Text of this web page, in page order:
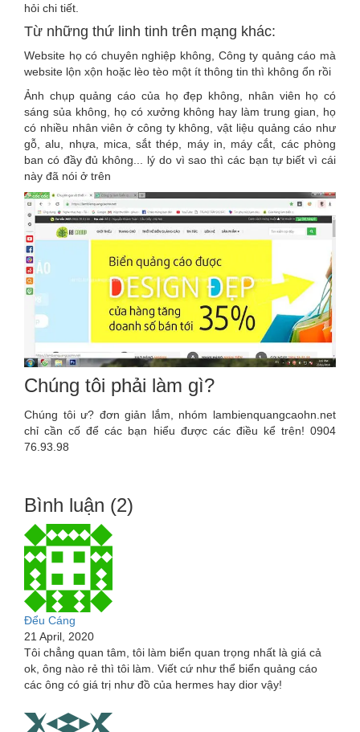
hỏi chi tiết.
Từ những thứ linh tinh trên mạng khác:
Website họ có chuyên nghiệp không, Công ty quảng cáo mà
website lộn xộn hoặc lèo tèo một ít thông tin thì không ổn rồi
Ảnh chụp quảng cáo của họ đẹp không, nhân viên họ có
sáng sủa không, họ có xưởng không hay làm trung gian, họ
có nhiều nhân viên ở công ty không, vật liệu quảng cáo như
gỗ, alu, nhựa, mica, sắt thép, máy in, máy cắt, các phòng
ban có đầy đủ không... lý do vì sao thì các bạn tự biết vì cái
này đã nói ở trên
Chúng tôi phải làm gì?
Chúng tôi ư? đơn giản lắm, nhóm lambienquangcaohn.net
chỉ cần cố để các bạn hiểu được các điều kể trên! 0904
76.93.98
Bình luận (2)
Đểu Cáng
21 April, 2020
Tôi chẳng quan tâm, tôi làm biển quan trọng nhất là giá cả
ok, ông nào rẻ thì tôi làm. Viết cứ như thể biển quảng cáo
các ông có giá trị như đồ của hermes hay dior vậy!